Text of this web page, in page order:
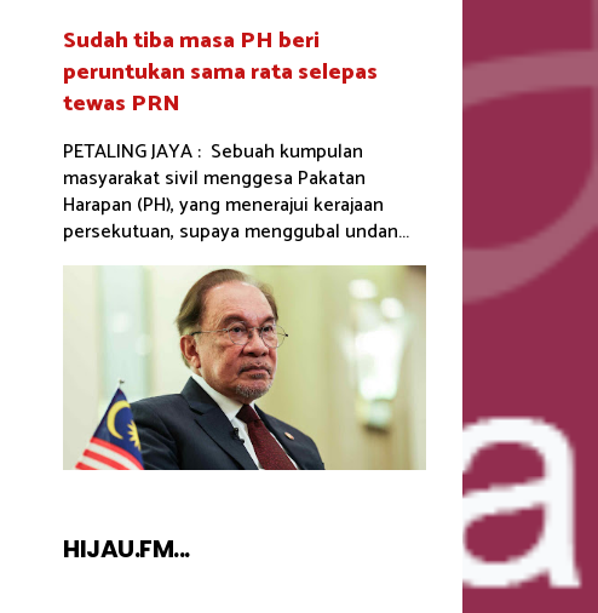
Sudah tiba masa PH beri
peruntukan sama rata selepas
tewas PRN
PETALING JAYA : Sebuah kumpulan
masyarakat sivil menggesa Pakatan
Harapan (PH), yang menerajui kerajaan
persekutuan, supaya menggubal undan...
HIJAU.FM...